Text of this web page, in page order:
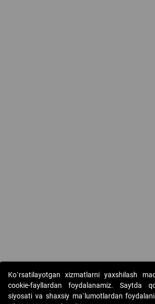
Ko`rsatilayotgan xizmatlarni yaxshilash
cookie-fayllardan foydalanamiz. Saytda
siyosati va shaxsiy ma`lumotlardan